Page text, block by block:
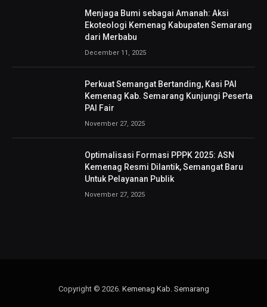
Menjaga Bumi sebagai Amanah: Aksi
Ekoteologi Kemenag Kabupaten Semarang
dari Merbabu
December 11, 2025
Perkuat Semangat Bertanding, Kasi PAI
Kemenag Kab. Semarang Kunjungi Peserta
PAI Fair
November 27, 2025
Optimalisasi Formasi PPPK 2025: ASN
Kemenag Resmi Dilantik, Semangat Baru
Untuk Pelayanan Publik
November 27, 2025
Copyright © 2026. Kemenag Kab. Semarang